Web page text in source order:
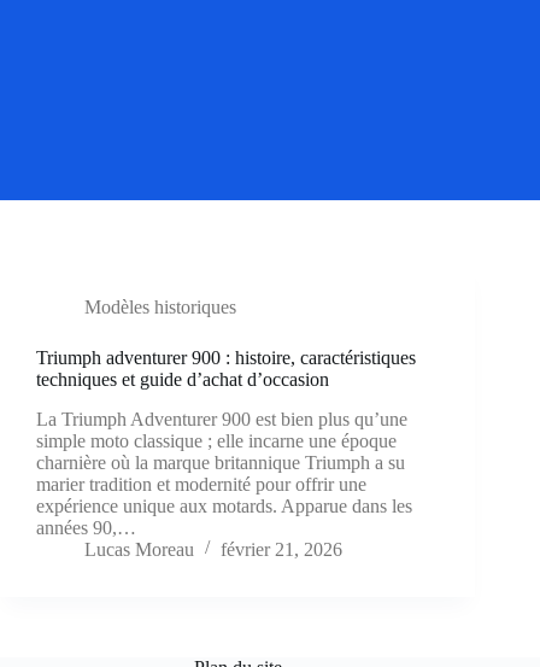
Modèles historiques
Triumph adventurer 900 : histoire, caractéristiques
techniques et guide d’achat d’occasion
La Triumph Adventurer 900 est bien plus qu’une
simple moto classique ; elle incarne une époque
charnière où la marque britannique Triumph a su
marier tradition et modernité pour offrir une
expérience unique aux motards. Apparue dans les
années 90,…
Lucas Moreau
février 21, 2026